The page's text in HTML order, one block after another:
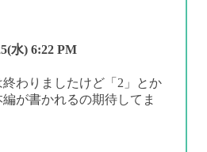
水) 6:22 PM
わりましたけど「2」とか
編が書かれるの期待してま